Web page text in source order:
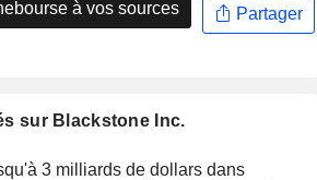
à vos sources Partager
sur Blackstone Inc.
3 milliards de dollars dans